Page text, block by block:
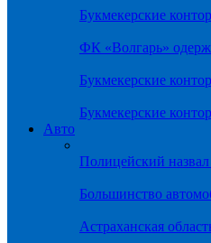
Букмекерские
ФК «Волгарь»
Букмекерские
Букмекерские
Авто
Полицейский
Большинство
Астраханская